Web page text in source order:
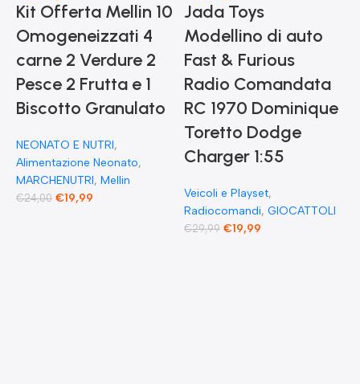
Kit Offerta Mellin 10
Omogeneizzati 4
carne 2 Verdure 2
Pesce 2 Frutta e 1
Biscotto Granulato
NEONATO E NUTRI,
Alimentazione Neonato,
MARCHENUTRI, Mellin
€24,00 €19,99
Jada Toys
Modellino di auto
Fast & Furious
Radio Comandata
RC 1970 Dominique
Toretto Dodge
Charger 1:55
Veicoli e Playset,
Radiocomandi, GIOCATTOLI
€29,99 €19,99